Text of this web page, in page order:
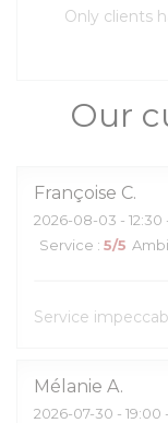
Our
Françoise C
2026-08-03 - 12:30
Service : 5/5
Service
Mélanie A
2026-07-30 - 19:00
Only clients